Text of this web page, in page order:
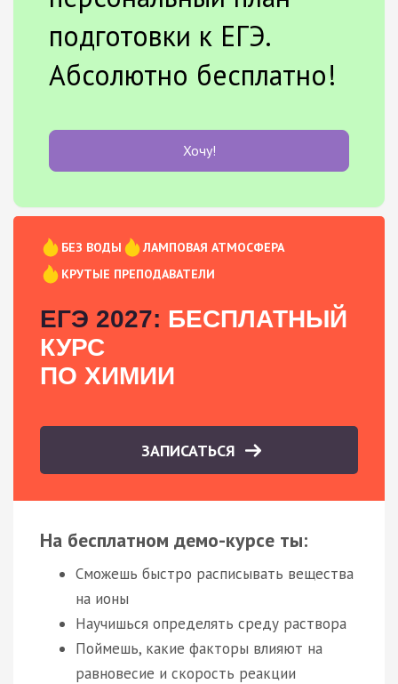
подготовки к ЕГЭ.
Абсолютно бесплатно!
Хочу!
БЕЗ ВОДЫ
ЛАМПОВАЯ АТМОСФЕРА
КРУТЫЕ ПРЕПОДАВАТЕЛИ
ЕГЭ 2027: БЕСПЛАТНЫЙ
КУРС
ПО ХИМИИ
ЗАПИСАТЬСЯ
На бесплатном демо-курсе ты:
Сможешь быстро расписывать вещества
на ионы
Научишься определять среду раствора
Поймешь, какие факторы влияют на
равновесие и скорость реакции